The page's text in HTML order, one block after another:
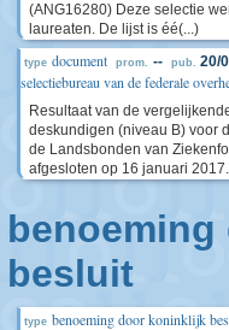
(ANG16280) Deze selectie
laureaten. De lijst is éé(...)
type document prom. -- pub. 20/
selectiebureau van de federale
Resultaat van de
deskundigen (niveau B) voor
de Landsbonden van
afgesloten op 16 januari
besluit
type benoeming door koninklijk